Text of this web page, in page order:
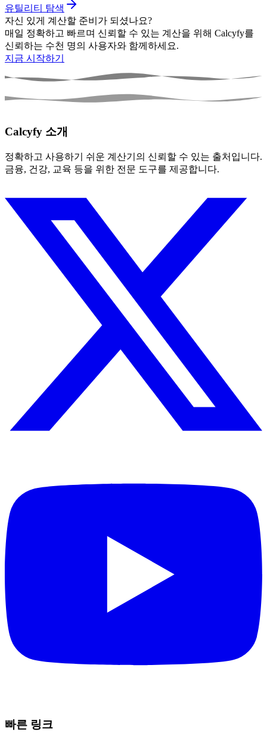
유틸리티 탐색
자신 있게 계산할 준비가 되셨나요?
매일 정확하고 빠르며 신뢰할 수 있는 계산을 위해 Calcyfy를
신뢰하는 수천 명의 사용자와 함께하세요.
지금 시작하기
Calcyfy 소개
정확하고 사용하기 쉬운 계산기의 신뢰할 수 있는 출처입니다.
금융, 건강, 교육 등을 위한 전문 도구를 제공합니다.
빠른 링크